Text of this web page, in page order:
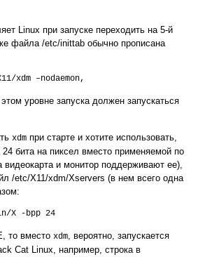
Linux при запуске переходить на 5-й
файла /etc/inittab обычно прописана
xdm –nodaemon,
уровне запуска должен запускаться
xdm при старте и хотите использовать,
бита на пиксел вместо применяемой по
и монитор поддерживают ее),
/etc/X11/xdm/Xservers (в нем всего одна
X -bpp 24
то вместо xdm, вероятно, запускается
Cat Linux, например, строка в